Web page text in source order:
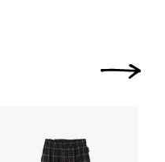
次の画像